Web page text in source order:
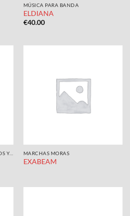
MÚSICA PARA BANDA
ELDIANA
€40.00
MARCHAS MORAS
EXABEAM